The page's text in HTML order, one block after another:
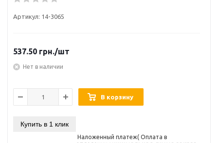
Артикул: 14-3065
537.50 грн./шт
Нет в наличии
В корзину
Купить в 1 клик
Наложенный платеж( Оплата в